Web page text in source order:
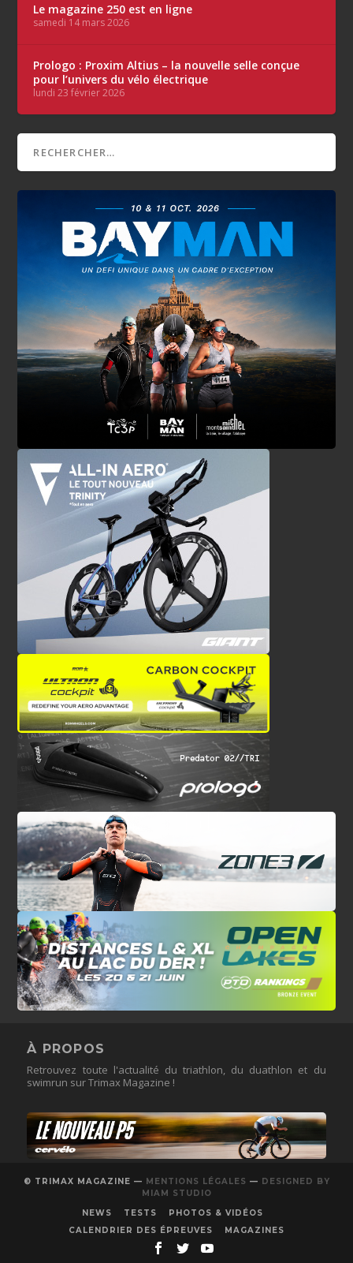
Le magazine 250 est en ligne
samedi 14 mars 2026
Prologo : Proxim Altius – la nouvelle selle conçue
pour l’univers du vélo électrique
lundi 23 février 2026
À PROPOS
Retrouvez toute l'actualité du triathlon, du duathlon et du
swimrun sur Trimax Magazine !
© TRIMAX MAGAZINE — MENTIONS LÉGALES — DESIGNED BY
MIAM STUDIO
NEWS
TESTS
PHOTOS & VIDÉOS
CALENDRIER DES ÉPREUVES
MAGAZINES